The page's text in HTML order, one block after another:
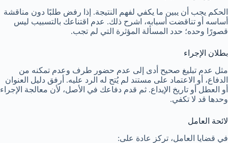
الحكم يجب أن يبين ما يكفي لفهم النتيجة. إذا رفض طلبًا دون مناقشة
أساسه أو تناقضت أسبابه، اشرح ذلك. عدم اقتناعك بالتسبيب ليس
قصورًا وحده؛ حدد المسألة المؤثرة التي لم تجب.
بطلان الإجراء
مثل عدم تبليغ صحيح أدى إلى عدم حضور طرف وعدم تمكنه من
الدفاع، أو الاعتماد على مستند لم يُتح له الرد عليه. أرفق دليل العنوان
أو العطل أو تاريخ الإيداع. ثم قدم دفاعك في الأصل، لأن معالجة الإجراء
وحدها قد لا تكفي.
لائحة العامل
في قضايا العامل، تركز عادة على: